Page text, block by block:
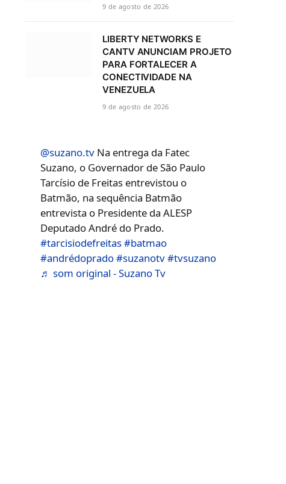
9 de agosto de 2026
LIBERTY NETWORKS E
CANTV ANUNCIAM PROJETO
PARA FORTALECER A
CONECTIVIDADE NA
VENEZUELA
9 de agosto de 2026
@suzano.tv Na entrega da Fatec
Suzano, o Governador de São Paulo
Tarcísio de Freitas entrevistou o
Batmão, na sequência Batmão
entrevista o Presidente da ALESP
Deputado André do Prado.
#tarcisiodefreitas#batmao
#andrédoprado#suzanotv#tvsuzano
♬ som original - Suzano Tv